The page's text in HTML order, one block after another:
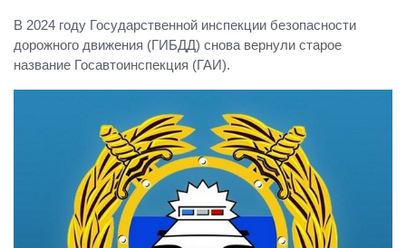
В 2024 году Государственной инспекции безопасности
дорожного движения (ГИБДД) снова вернули старое
название Госавтоинспекция (ГАИ).